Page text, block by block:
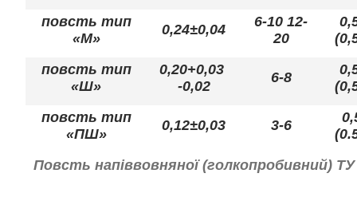
повсть тип
«М»
0,24±0,04
6-10 12-
20
повсть тип
«Ш»
0,20+0,03
-0,02
6-8
повсть тип
«ПШ»
0,12±0,03 3-6
Повсть напіввовняної (голкопробивний) ТУ